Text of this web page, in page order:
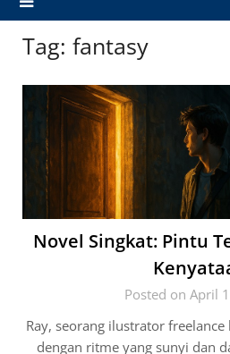
Tag: fantasy
Novel Singkat: Pintu
Posted on April
Ray, seorang ilustrator
dengan ritme yang sunyi dan